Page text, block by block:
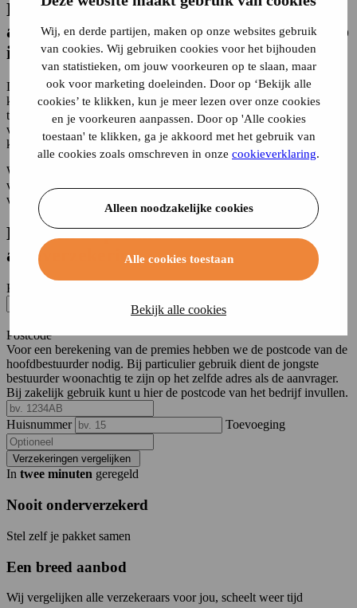
Wij, en derde partijen, maken op onze websites gebruik
van cookies. Wij gebruiken cookies voor het bijhouden
van statistieken, om jouw voorkeuren op te slaan, maar
ook voor marketing doeleinden. Door op ‘Bekijk alle
cookies’ te klikken, kun je meer lezen over onze cookies
en je voorkeuren aanpassen. Door op 'Alle cookies
toestaan' te klikken, ga je akkoord met het gebruik van
alle cookies zoals omschreven in onze cookieverklaring.
Alleen noodzakelijke cookies
Alle cookies toestaan
Bekijk alle cookies
Kan ik op basis van een kenteken
achterhalen wie die eigenaar van een auto
is?
De eigenaar van een auto valtniette checken op basis van een
kenteken. Op de website van de RDW zijn alleen de autogegevens
te achterhalen van de eigenaar. Alleen overheidsinstanties of
verzekeraars van eenautoverzekering
kunnen op basis van een
kenteken zoeken wie de eigenaar van een auto is.
Weet je alleen het kenteken van een voertuig dat schade heeft
veroorzaakt? Dan kun je daarmee naar de politie gaan. Die kan
vervolgens de eigenaar achterhalen.
Bereken de premie voor een
autoverzekering
Kenteken
Postcode
Voor een berekening van de premies hebben we de postcode van de
hoofdbestuurder nodig. Bij particulier gebruik dient de jongste
bestuurder woonachtig te zijn op het zelfde adres als de aanvrager.
Bij zakelijk gebruik kunt u hier de postcode van het bedrijf invullen.
Huisnummer Toevoeging
Verzekeringen vergelijken
In twee minuten geregeld
Nooit onderverzekerd
Stel zelf je pakket samen
Een breed aanbod
Wij vergelijken alle verzekeraars voor jou, scheelt weer tijd